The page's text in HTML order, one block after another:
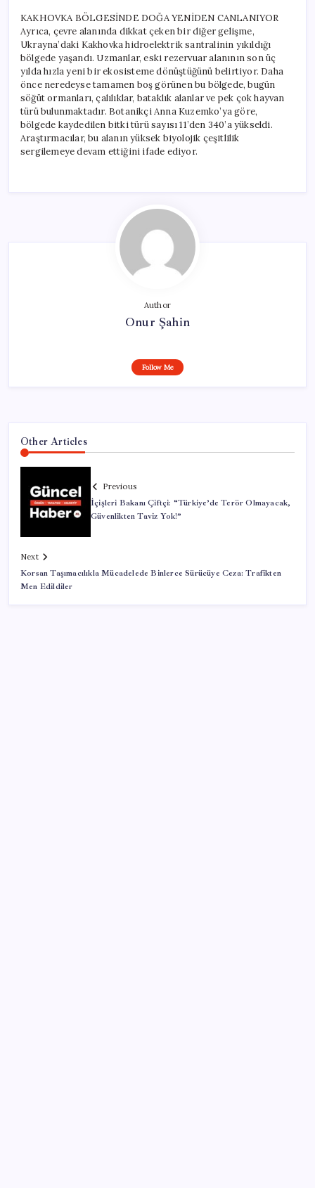
KAKHOVKA BÖLGESİNDE DOĞA YENİDEN CANLANIYOR
Ayrıca, çevre alanında dikkat çeken bir diğer gelişme,
Ukrayna’daki Kakhovka hidroelektrik santralinin yıkıldığı
bölgede yaşandı. Uzmanlar, eski rezervuar alanının son üç
yılda hızla yeni bir ekosisteme dönüştüğünü belirtiyor. Daha
önce neredeyse tamamen boş görünen bu bölgede, bugün
söğüt ormanları, çalılıklar, bataklık alanlar ve pek çok hayvan
türü bulunmaktadır. Botanikçi Anna Kuzemko’ya göre,
bölgede kaydedilen bitki türü sayısı 11’den 340’a yükseldi.
Araştırmacılar, bu alanın yüksek biyolojik çeşitlilik
sergilemeye devam ettiğini ifade ediyor.
Author
Onur Şahin
Follow Me
Other Articles
Previous
İçişleri Bakanı Çiftçi: “Türkiye’de Terör Olmayacak,
Güvenlikten Taviz Yok!”
Next
Korsan Taşımacılıkla Mücadelede Binlerce Sürücüye Ceza: Trafikten
Men Edildiler